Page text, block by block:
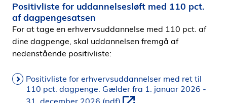
Positivliste for uddannelsesløft med 110 pct.
af dagpengesatsen
For at tage en erhvervsuddannelse med 110 pct. af
dine dagpenge, skal uddannelsen fremgå af
nedenstående positivliste:
Positivliste for erhvervsuddannelser med ret til
110 pct. dagpenge. Gælder fra 1. januar 2026 -